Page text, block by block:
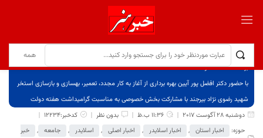
برگ نخست
نوشته‌ها
با حضور دکتر افضل پور آیین بهره برداری از آغاز به کار مجدد، تعمیر، بهسازی و بازسازی استخر
شهید رضوی نژاد بیرجند با مشارکت بخش خصوصی به مناسبت گرامیداشت هفته دولت
دوشنبه 28 آگوست 2017
11:36 ب.ظ بدون نظر
کدخبر:12234
حوزه:
اخبار استان , اخبار اسلایدر , اخبار اصلی , اسلایدر , جامعه ,
خبر